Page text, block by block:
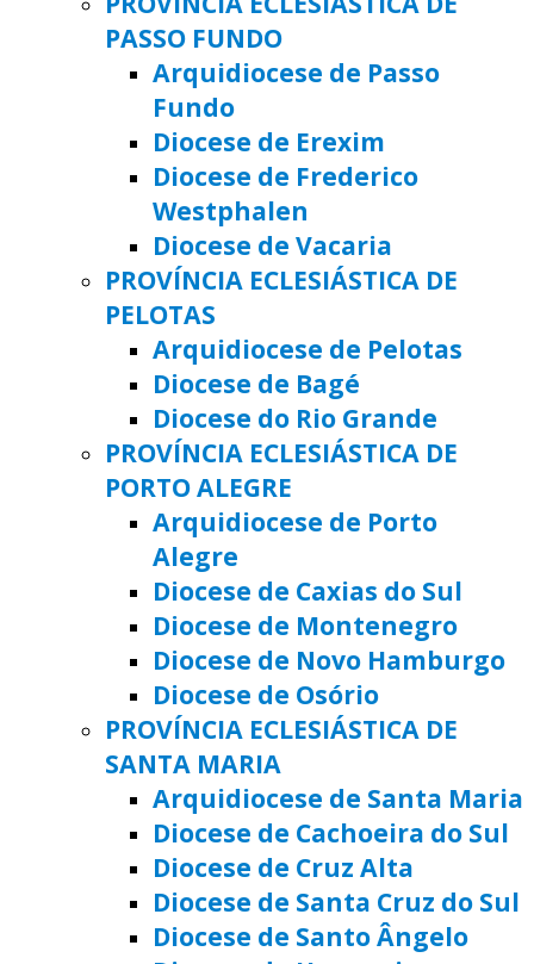
PASSO FUNDO
Arquidiocese de Passo
Fundo
Diocese de Erexim
Diocese de Frederico
Westphalen
Diocese de Vacaria
PROVÍNCIA ECLESIÁSTICA DE
PELOTAS
Arquidiocese de Pelotas
Diocese de Bagé
Diocese do Rio Grande
PROVÍNCIA ECLESIÁSTICA DE
PORTO ALEGRE
Arquidiocese de Porto
Alegre
Diocese de Caxias do Sul
Diocese de Montenegro
Diocese de Novo Hamburgo
Diocese de Osório
PROVÍNCIA ECLESIÁSTICA DE
SANTA MARIA
Arquidiocese de Santa Maria
Diocese de Cachoeira do Sul
Diocese de Cruz Alta
Diocese de Santa Cruz do Sul
Diocese de Santo Ângelo